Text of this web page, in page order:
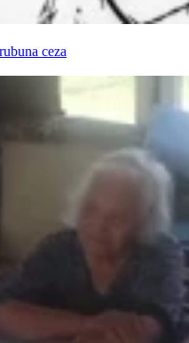
ceza